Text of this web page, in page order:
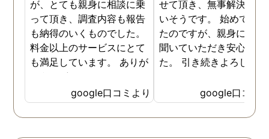
乗っていただけて、不安
いっぱいの自分を奮い立
せることができました。
当なアドバイスでなく、
厳しいことでもしっかり
ってくれるところや、で
いつも親身に相談に乗っ
が、とても親身に相談に乗
って頂き、調査内容も報告
も納得のいくものでした。
料金以上のサービスにとて
も満足しています。 ありが
とうございました！
google口コミより
せて頂き、無事解決に向
いそうです。 始めて相
たのですが、親身になっ
聞いていただき安心しま
た。 引き続きよろしく
google口コミ